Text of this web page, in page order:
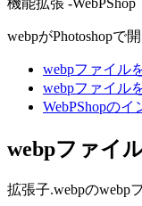
webpがPhotoshopで
webpファイル
webpファイル
WebPShopの
webpファイ
拡張子.webpのwebp